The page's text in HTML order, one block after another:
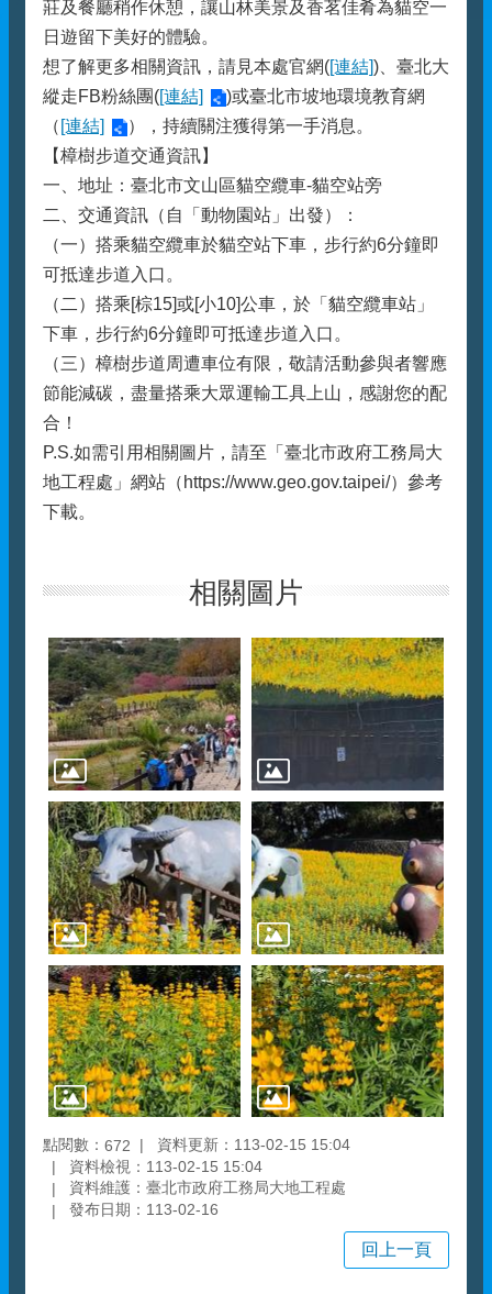
莊及餐廳稍作休憩，讓山林美景及香茗佳肴為貓空一
日遊留下美好的體驗。
想了解更多相關資訊，請見本處官網([連結])、臺北大
縱走FB粉絲團([連結]
)或臺北市坡地環境教育網
（ [連結]
），持續關注獲得第一手消息。
【樟樹步道交通資訊】
一、地址：臺北市文山區貓空纜車-貓空站旁
二、交通資訊（自「動物園站」出發）：
（一）搭乘貓空纜車於貓空站下車，步行約6分鐘即
可抵達步道入口。
（二）搭乘[棕15]或[小10]公車，於「貓空纜車站」
下車，步行約6分鐘即可抵達步道入口。
（三）樟樹步道周遭車位有限，敬請活動參與者響應
節能減碳，盡量搭乘大眾運輸工具上山，感謝您的配
合！
P.S.如需引用相關圖片，請至「臺北市政府工務局大
地工程處」網站（https://www.geo.gov.taipei/）參考
下載。
相關圖片
點閱數： 672
資料更新：113-02-15 15:04
資料檢視：113-02-15 15:04
資料維護：臺北市政府工務局大地工程處
發布日期：113-02-16
回上一頁